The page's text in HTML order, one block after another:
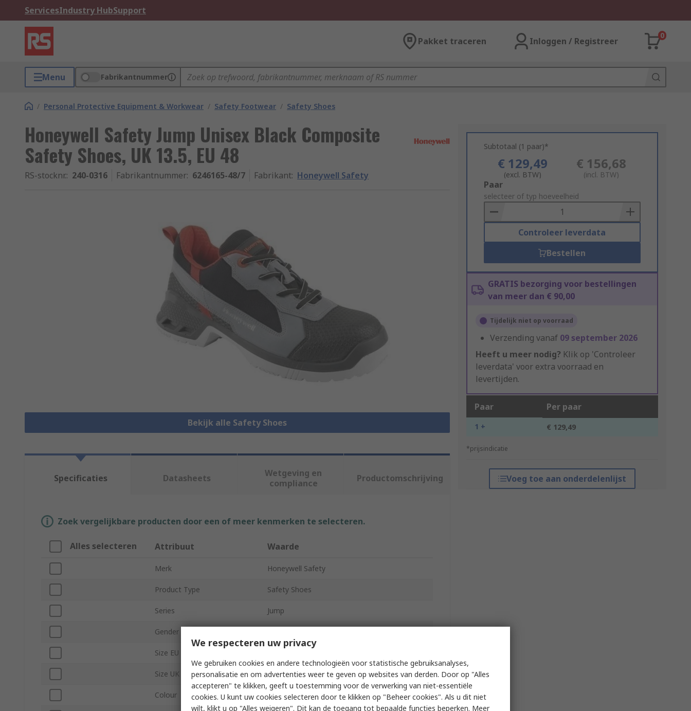
ServicesIndustry HubSupport
Pakket traceren Inloggen / Registreer
0
Menu Fabrikantnummer
/ Personal Protective Equipment & Workwear / Safety Footwear / Safety Shoes
Honeywell Safety Jump Unisex Black Composite
Safety Shoes, UK 13.5, EU 48
RS-stocknr.: 240-0316 Fabrikantnummer: 6246165-48/7 Fabrikant: Honeywell Safety
Bekijk alle Safety Shoes
Subtotaal (1 paar)*
€ 129,49
(excl. BTW)
€ 156,68
(incl. BTW)
Add
to
Basket
Paar
selecteer of typ hoeveelheid
Controleer leverdata
Bestellen
GRATIS bezorging voor bestellingen
van meer dan € 90,00
Tijdelijk niet op voorraad
Verzending vanaf 09 september 2026
Heeft u meer nodig? Klik op 'Controleer
leverdata' voor extra voorraad en
levertijden.
Paar Per paar
1 + € 129,49
*prijsindicatie
Voeg toe aan onderdelenlijst
Specificaties Datasheets
Wetgeving en
compliance
Productomschrijving
Zoek vergelijkbare producten door een of meer kenmerken te selecteren.
Alles selecteren Attribuut Waarde
Merk Honeywell Safety
Product Type Safety Shoes
Series Jump
Gender
Size EU
Size UK 13.5
Colour Black
We respecteren uw privacy
We gebruiken cookies en andere technologieën voor statistische gebruiksanalyses,
personalisatie en om advertenties weer te geven op websites van derden. Door op "Alles
accepteren" te klikken, geeft u toestemming voor de verwerking van niet-essentiële
cookies. U kunt uw cookies selecteren door te klikken op "Beheer cookies". Als u dit niet
wilt, klikt u op "Alles weigeren". Dit kan de toegang tot bepaalde functies beperken. Meer